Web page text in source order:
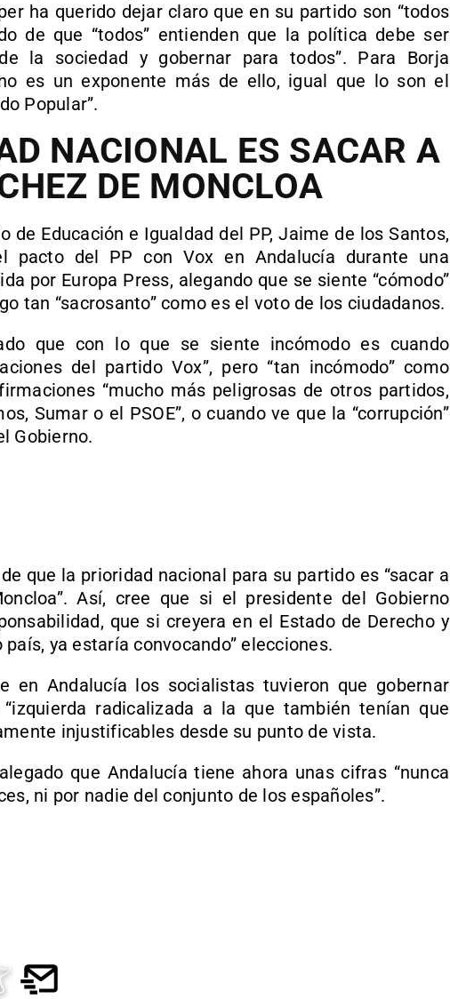
ha querido dejar claro que en su partido son “todos
de que “todos” entienden que la política debe ser
la sociedad y gobernar para todos”. Para Borja
es un exponente más de ello, igual que lo son el
Popular”.
NACIONAL ES SACAR A
DE MONCLOA
de Educación e Igualdad del PP, Jaime de los Santos,
pacto del PP con Vox en Andalucía durante una
por Europa Press, alegando que se siente “cómodo”
tan “sacrosanto” como es el voto de los ciudadanos.
que con lo que se siente incómodo es cuando
del partido Vox”, pero “tan incómodo” como
“mucho más peligrosas de otros partidos,
Sumar o el PSOE”, o cuando ve que la “corrupción”
Gobierno.
que la prioridad nacional para su partido es “sacar a
Así, cree que si el presidente del Gobierno
que si creyera en el Estado de Derecho y
ya estaría convocando” elecciones.
en Andalucía los socialistas tuvieron que gobernar
radicalizada a la que también tenían que
injustificables desde su punto de vista.
que Andalucía tiene ahora unas cifras “nunca
ni por nadie del conjunto de los españoles”.